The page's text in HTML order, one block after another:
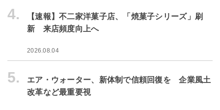
4.
【速報】不二家洋菓子店、「焼菓子シリーズ」刷
新 来店頻度向上へ
2026.08.04
5.
エア・ウォーター、新体制で信頼回復を 企業風土
改革など最重要視